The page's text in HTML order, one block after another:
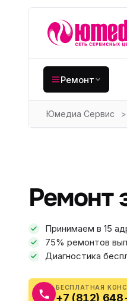
Ремонт
Крупная
Юмедиа Сервис >
Ремонт
Принимаем в 15
75% ремонтов
Диагностика
БЕСПЛАТНАЯ
+7 (812)